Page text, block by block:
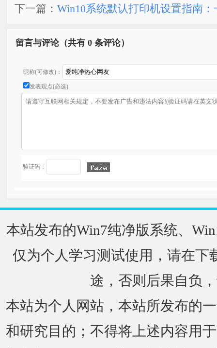
下一篇： Win10系统默认打印机设置指南
留言与评论（共有 0 条评论）
昵称(可修改)：
发表观点(必选)
验证码：
本站发布的Win7纯净版系统、
仅为个人学习测试使用，请在下
途，否则后果自负
本站为个人网站，本站所发布的
和研究目的；不得将上述内容用